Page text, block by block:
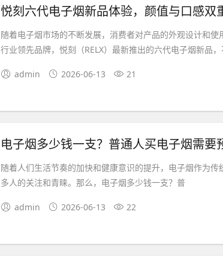
悦刻六代电子烟新品体验，颜值与口感双
随着电子烟市场的不断发展，消费者对产品的外观设计和
行业领先品牌，悦刻（RELX）最新推出的六代电子烟新品
admin 2026-06-13 21
电子烟多少钱一支？普通人买电子烟需要
随着人们生活节奏的加快和健康意识的提升，电子烟作为
多人的关注和青睐。那么，电子烟多少钱一支？普
admin 2026-06-13 22